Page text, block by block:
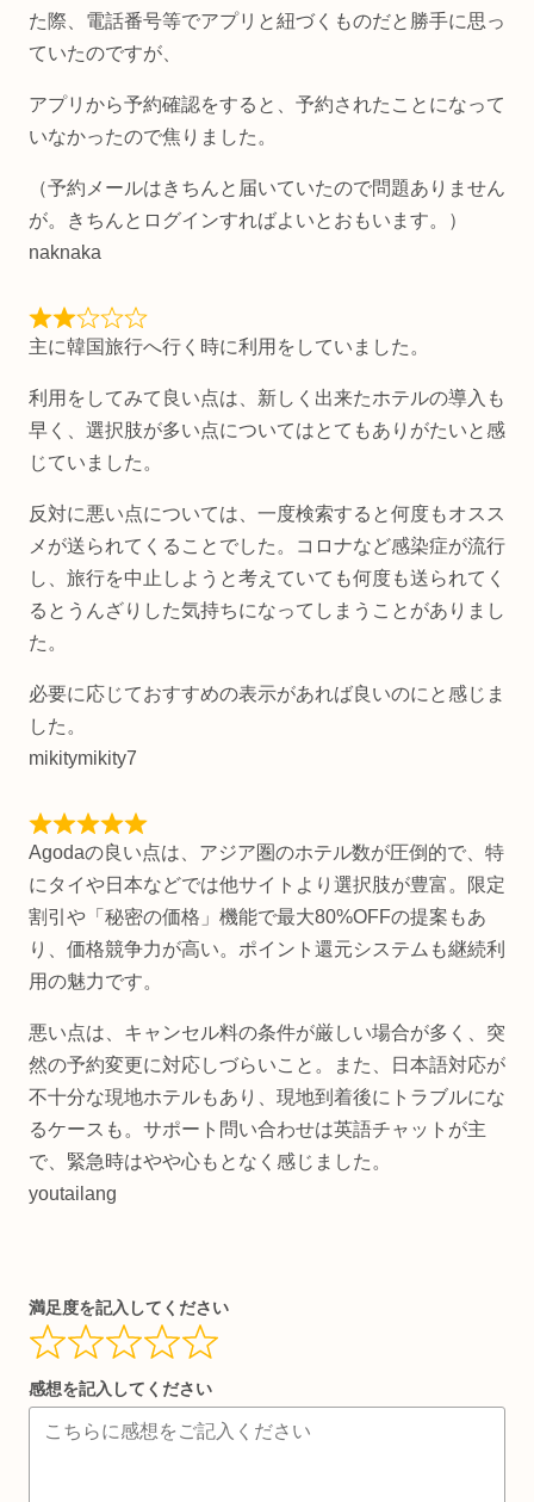
た際、電話番号等でアプリと紐づくものだと勝手に思っ
ていたのですが、
アプリから予約確認をすると、予約されたことになって
いなかったので焦りました。
（予約メールはきちんと届いていたので問題ありません
が。きちんとログインすればよいとおもいます。）
naknaka
主に韓国旅行へ行く時に利用をしていました。
利用をしてみて良い点は、新しく出来たホテルの導入も
早く、選択肢が多い点についてはとてもありがたいと感
じていました。
反対に悪い点については、一度検索すると何度もオスス
メが送られてくることでした。コロナなど感染症が流行
し、旅行を中止しようと考えていても何度も送られてく
るとうんざりした気持ちになってしまうことがありまし
た。
必要に応じておすすめの表示があれば良いのにと感じま
した。
mikitymikity7
Agodaの良い点は、アジア圏のホテル数が圧倒的で、特
にタイや日本などでは他サイトより選択肢が豊富。限定
割引や「秘密の価格」機能で最大80%OFFの提案もあ
り、価格競争力が高い。ポイント還元システムも継続利
用の魅力です。
悪い点は、キャンセル料の条件が厳しい場合が多く、突
然の予約変更に対応しづらいこと。また、日本語対応が
不十分な現地ホテルもあり、現地到着後にトラブルにな
るケースも。サポート問い合わせは英語チャットが主
で、緊急時はやや心もとなく感じました。
youtailang
満足度を記入してください
感想を記入してください